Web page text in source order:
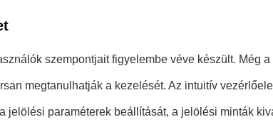
szempontjait figyelembe véve készült. Még
megtanulhatják a kezelését. Az intuitív
jelölési paraméterek beállítását, a jelölési minták